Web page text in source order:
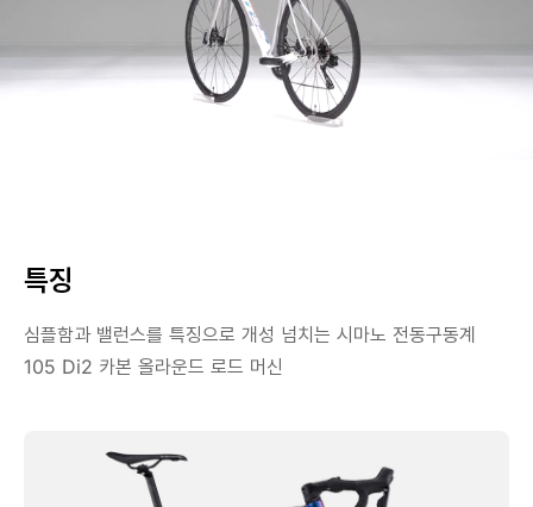
특징
심플함과 밸런스를 특징으로 개성 넘치는 시마노 전동구동계
105 Di2 카본 올라운드 로드 머신